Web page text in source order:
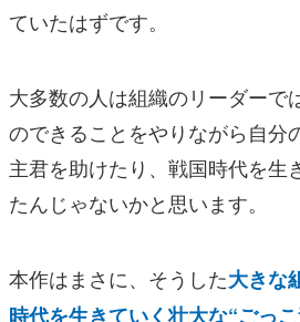
ていたはずです。
大多数の人は組織のリーダーで
のできることをやりながら自分
主君を助けたり、戦国時代を生
たんじゃないかと思います。
本作はまさに、そうした大きな
時代を生きていく壮大な“ごっ